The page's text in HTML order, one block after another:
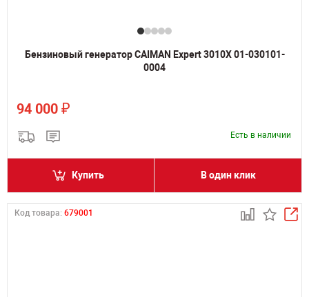
Бензиновый генератор CAIMAN Expert 3010X 01-030101-
0004
94 000 ₽
Есть в наличии
Купить В один клик
Код товара: 679001